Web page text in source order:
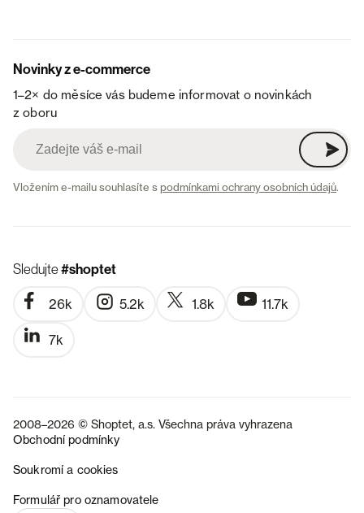
Novinky z e-commerce
1–2× do měsíce vás budeme informovat o novinkách
z oboru
Vložením e-mailu souhlasíte spodmínkami ochrany osobních údajů.
Sledujte#shoptet
26k 5.2k 1.8k 11.7k
7k
2008–2026 © Shoptet, a.s. Všechna práva vyhrazena
Obchodní podmínky
Soukromí a cookies
Formulář pro oznamovatele